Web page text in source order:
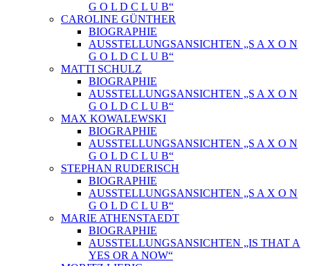
G O L D C L U B“
CAROLINE GÜNTHER
BIOGRAPHIE
AUSSTELLUNGSANSICHTEN „S A X O N
G O L D C L U B“
MATTI SCHULZ
BIOGRAPHIE
AUSSTELLUNGSANSICHTEN „S A X O N
G O L D C L U B“
MAX KOWALEWSKI
BIOGRAPHIE
AUSSTELLUNGSANSICHTEN „S A X O N
G O L D C L U B“
STEPHAN RUDERISCH
BIOGRAPHIE
AUSSTELLUNGSANSICHTEN „S A X O N
G O L D C L U B“
MARIE ATHENSTAEDT
BIOGRAPHIE
AUSSTELLUNGSANSICHTEN „IS THAT A
YES OR A NOW“